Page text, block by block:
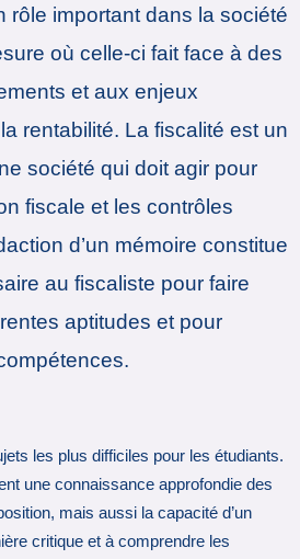
rôle important dans la société
où celle-ci fait face à des
et aux enjeux
rentabilité. La fiscalité est un
société qui doit agir pour
fiscale et les contrôles
d’un mémoire constitue
au fiscaliste pour faire
aptitudes et pour
les plus difficiles pour les étudiants.
une connaissance approfondie des
mais aussi la capacité d’un
critique et à comprendre les